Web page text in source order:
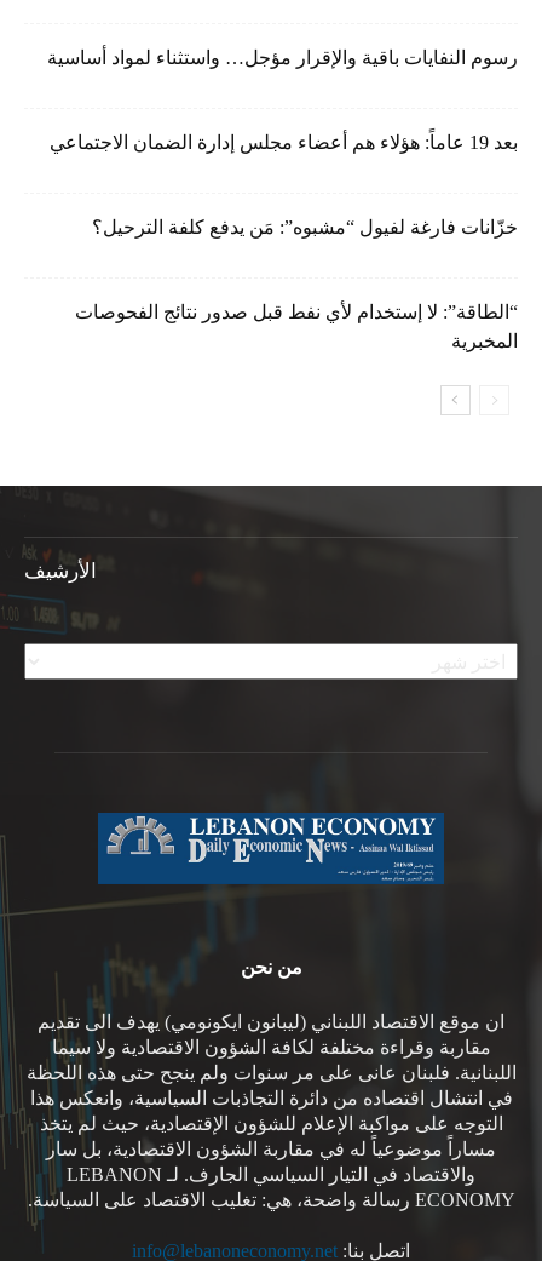
رسوم النفايات باقية والإقرار مؤجل… واستثناء لمواد أساسية
بعد 19 عاماً: هؤلاء هم أعضاء مجلس إدارة الضمان الاجتماعي
خزّانات فارغة لفيول “مشبوه”: مَن يدفع كلفة الترحيل؟
“الطاقة”: لا إستخدام لأي نفط قبل صدور نتائج الفحوصات
المخبرية
الأرشيف
الأرشيف
من نحن
ان موقع الاقتصاد اللبناني (ليبانون ايكونومي) يهدف الى تقديم
مقاربة وقراءة مختلفة لكافة الشؤون الاقتصادية ولا سيما
اللبنانية. فلبنان عانى على مر سنوات ولم ينجح حتى هذه اللحظة
في انتشال اقتصاده من دائرة التجاذبات السياسية، وانعكس هذا
التوجه على مواكبة الإعلام للشؤون الإقتصادية، حيث لم يتخذ
مساراً موضوعياً له في مقاربة الشؤون الاقتصادية، بل سار
والاقتصاد في التيار السياسي الجارف. لـ LEBANON
ECONOMY رسالة واضحة، هي: تغليب الاقتصاد على السياسة.
اتصل بنا: info@lebanoneconomy.net